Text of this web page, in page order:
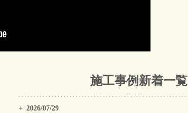
施工事例新着一覧
2026/07/29